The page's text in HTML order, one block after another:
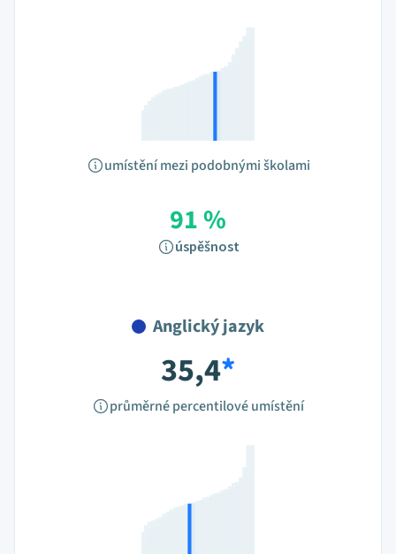
umístění mezi podobnými školami
91 %
úspěšnost
Anglický jazyk
35,4*
průměrné percentilové umístění